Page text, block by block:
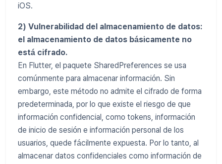
iOS.
2) Vulnerabilidad del almacenamiento de datos:
el almacenamiento de datos básicamente no
está cifrado.
En Flutter, el paquete SharedPreferences se usa
comúnmente para almacenar información. Sin
embargo, este método no admite el cifrado de forma
predeterminada, por lo que existe el riesgo de que
información confidencial, como tokens, información
de inicio de sesión e información personal de los
usuarios, quede fácilmente expuesta. Por lo tanto, al
almacenar datos confidenciales como información de